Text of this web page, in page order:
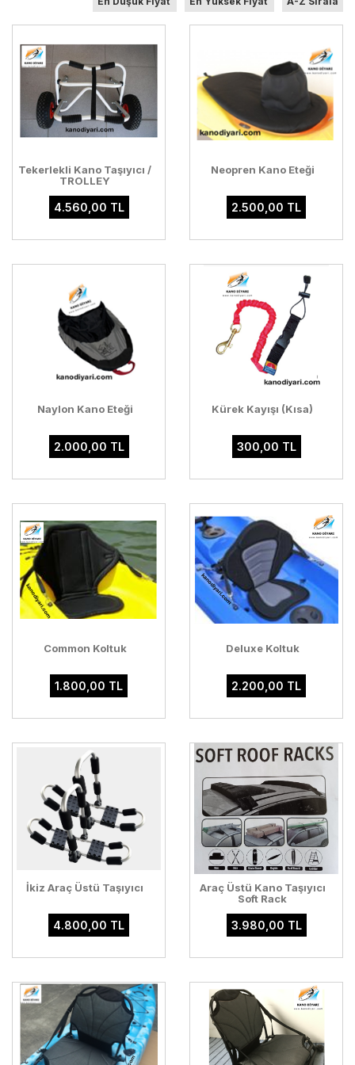
Tekerlekli Kano Taşıyıcı /
TROLLEY
4.560,00 TL
Neopren Kano Eteği
2.500,00 TL
Naylon Kano Eteği
2.000,00 TL
Kürek Kayışı (Kısa)
300,00 TL
Common Koltuk
1.800,00 TL
Deluxe Koltuk
2.200,00 TL
İkiz Araç Üstü Taşıyıcı
4.800,00 TL
Araç Üstü Kano Taşıyıcı
Soft Rack
3.980,00 TL